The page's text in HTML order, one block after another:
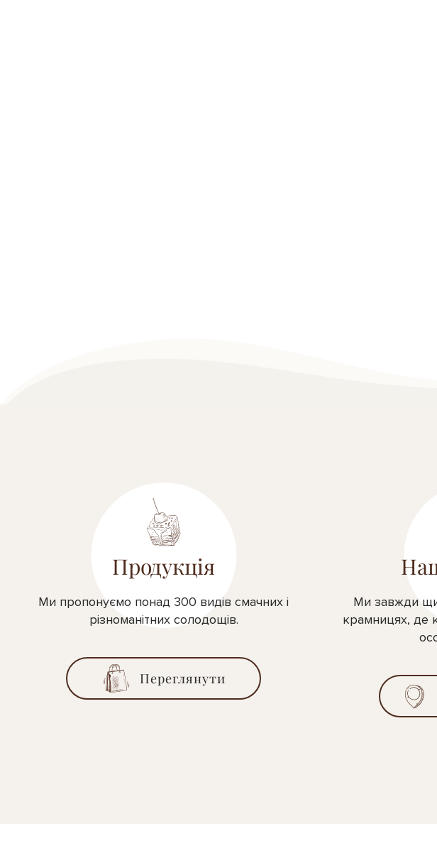
Продукція
Ми пропонуємо понад 300 видів смачних і
різноманітних солодощів.
Переглянути
Ми завжди
крамницях, де